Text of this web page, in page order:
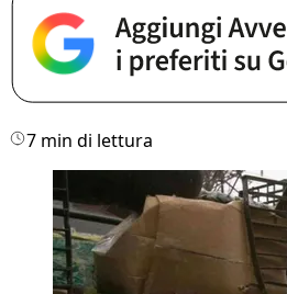
7 min di lettura